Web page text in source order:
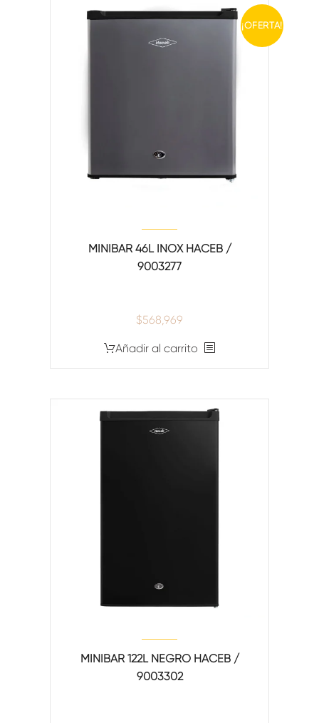
¡OFERTA!
MINIBAR 46L INOX HACEB /
9003277
$568,969
Añadir al carrito
MINIBAR 122L NEGRO HACEB /
9003302